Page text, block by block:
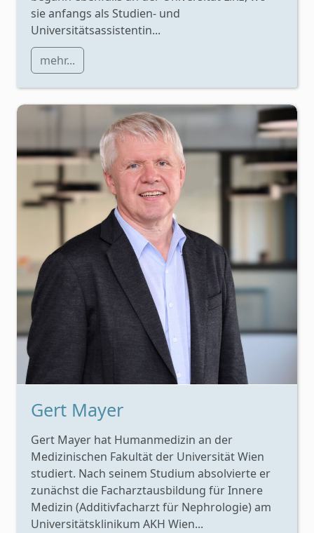
sie anfangs als Studien- und
Universitätsassistentin...
mehr...
Gert Mayer
Gert Mayer hat Humanmedizin an der
Medizinischen Fakultät der Universität Wien
studiert. Nach seinem Studium absolvierte er
zunächst die Facharztausbildung für Innere
Medizin (Additivfacharzt für Nephrologie) am
Universitätsklinikum AKH Wien...